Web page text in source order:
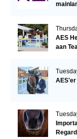
AES
aan
AES'er